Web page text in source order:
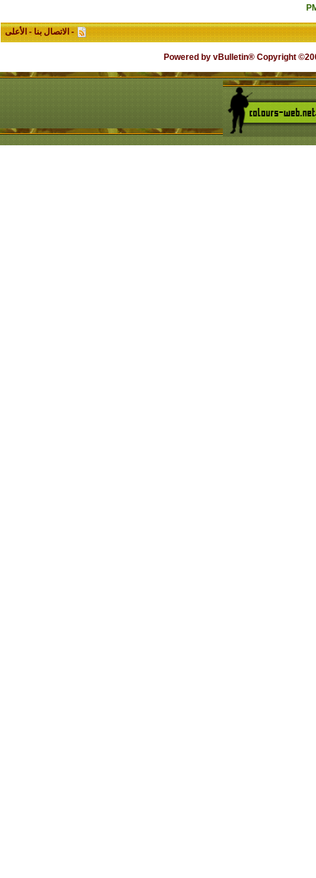
- الاتصال بنا - الأعلى
Powered by vBulletin® Copyright